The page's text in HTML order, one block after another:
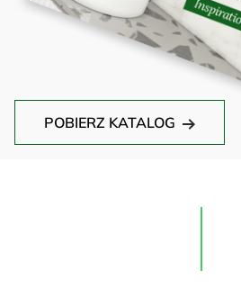
POBIERZ KATALOG